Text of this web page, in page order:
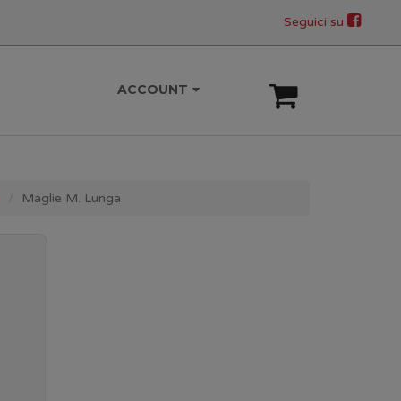
Seguici su
ACCOUNT
Maglie M. Lunga